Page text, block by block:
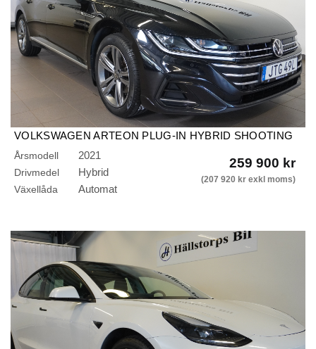
VOLKSWAGEN ARTEON PLUG-IN HYBRID SHOOTING
BRAKE 1.4/R-LINE/AUTO/DRAG
Årsmodell 2021
Drivmedel Hybrid
Växellåda Automat
259 900 kr
(207 920 kr exkl moms)